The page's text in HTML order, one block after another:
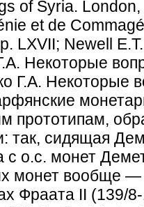
of Syria.
et de
LXVII; Newell
Некоторые
Г.А. Некоторые
прототипам,
так, сидящая
с о.с. монет
монет вообще
Фраата II (139/